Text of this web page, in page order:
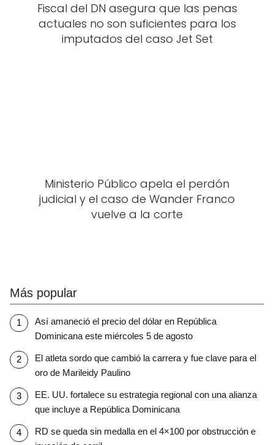
Fiscal del DN asegura que las penas
actuales no son suficientes para los
imputados del caso Jet Set
Ministerio Público apela el perdón
judicial y el caso de Wander Franco
vuelve a la corte
Más popular
Así amaneció el precio del dólar en República
Dominicana este miércoles 5 de agosto
El atleta sordo que cambió la carrera y fue clave para el
oro de Marileidy Paulino
EE. UU. fortalece su estrategia regional con una alianza
que incluye a República Dominicana
RD se queda sin medalla en el 4×100 por obstrucción e